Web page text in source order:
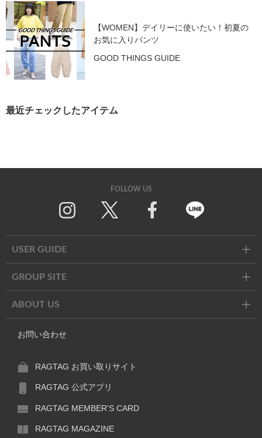
【WOMEN】デイリーに使いたい！初夏の
お気に入りパンツ
GOOD THINGS GUIDE
最近チェックしたアイテム
FOLLOW US
USER GUIDE
GROUP SITE
ABOUT US
お問い合わせ
RAGTAG お買い取りサイト
RAGTAG 公式アプリ
RAGTAG MEMBER'S CARD
RAGTAG MAGAZINE